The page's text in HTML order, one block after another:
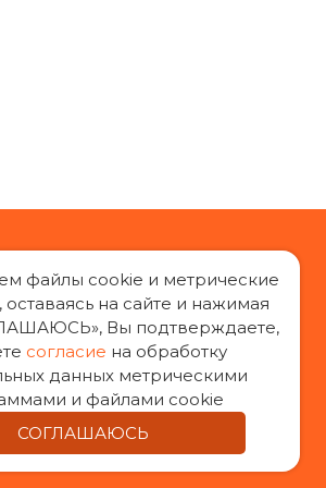
заемщиков», 2014-2026 г.
Все права защищены
материалов с сайта
гиперссылка на оригинал
обязательна
файлы cookie и метрические
на сайте и нажимая
Вы подтверждаете,
согласие на обработку
данных метрическими
и файлами cookie
СОГЛАШАЮСЬ